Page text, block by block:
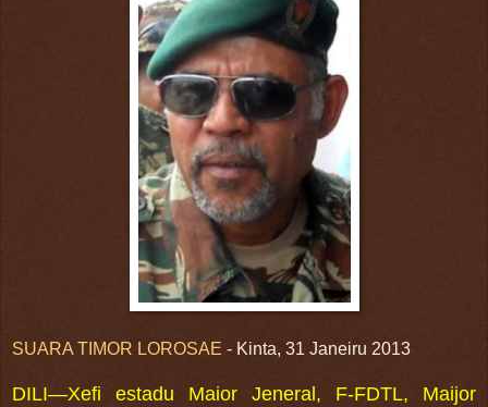
SUARA TIMOR LOROSAE - Kinta, 31 Janeiru 2013
DILI—Xefi estadu Maior Jeneral, F-FDTL, Maijor